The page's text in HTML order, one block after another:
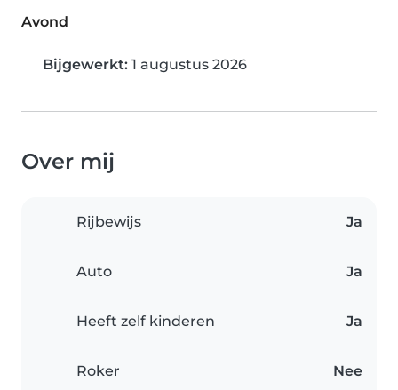
Avond
Bijgewerkt: 1 augustus 2026
Over mij
Rijbewijs Ja
Auto Ja
Heeft zelf kinderen Ja
Roker Nee